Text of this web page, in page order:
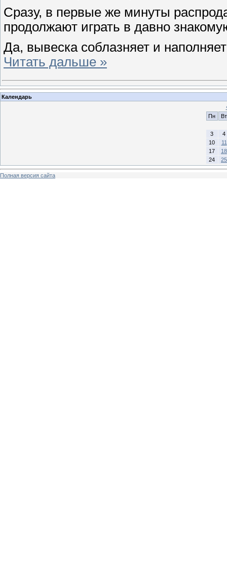
Сразу, в первые же минуты
продолжают играть в давно
Да, вывеска соблазняет и
Читать дальше »
Календарь
Пн
Вт
3
4
10
11
17
18
24
25
Полная версия сайта